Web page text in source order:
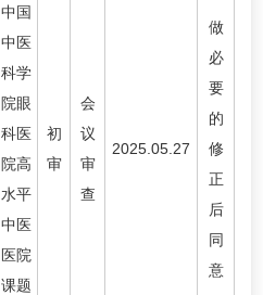
中国
中医
科学
院眼
科医
院高
水平
中医
医院
课题
初
审
会
议
审
查
2025.05.27
做
必
要
的
修
正
后
同
意